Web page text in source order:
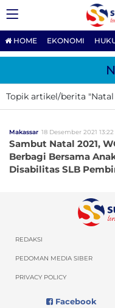
HOME EKONOMI
Topik artikel/berita "Natal
Makassar 18 Desember 2021 13:22
Sambut Natal 2021,
Berbagi Bersama
Disabilitas SLB
REDAKSI
PEDOMAN MEDIA SIBER
PRIVACY POLICY
Facebook